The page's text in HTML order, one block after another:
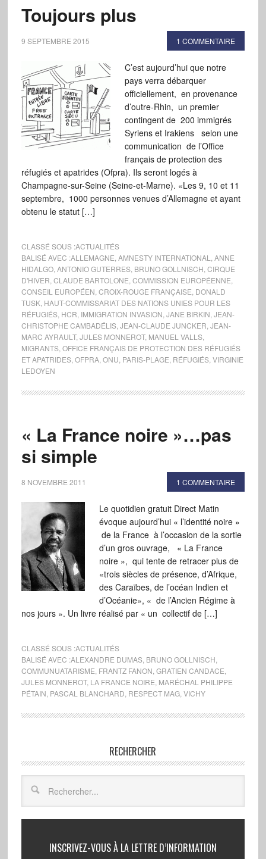
Toujours plus
9 SEPTEMBRE 2015 1 COMMENTAIRE
C’est aujourd’hui que notre
pays verra débarquer
officiellement, en provenance
d’outre-Rhin, un premier
contingent de 200 immigrés
Syriens et Irakiens selon une
communication de l’Office
français de protection des
réfugiés et apatrides (Ofpra). Ils seront logés à
Champagne-sur-Seine (Seine-et-Marne). «Les 9, 10 et 11
septembre, 1000 personnes venues d’Allemagne et ayant
obtenu le statut […]
CLASSÉ SOUS :ACTUALITÉS
BALISÉ AVEC :ALLEMAGNE AMNESTY INTERNATIONAL
ANNE
HIDALGO, ANTONIO GUTERRES, BRUNO GOLLNISCH CIRQUE
D'HIVER CLAUDE BARTOLONE COMMISSION EUROPÉENNE
CONSEIL EUROPÉEN CROIX-ROUGE FRANÇAISE DONALD
TUSK, HAUT-COMMISSARIAT DES NATIONS UNIES POUR LES
RÉFUGIÉS, HCR IMMIGRATION INVASION JANE BIRKIN JEAN-
CHRISTOPHE CAMBADÉLIS, JEAN-CLAUDE JUNCKER JEAN-
MARC AYRAULT, JULES MONNEROT, MANUEL VALLS,
MIGRANTS, OFFICE FRANÇAIS DE PROTECTION DES RÉFUGIÉS
ET APATRIDES, OFPRA, ONU PARIS-PLAGE RÉFUGIÉS, VIRGINIE
LEDOYEN
« La France noire »…pas
si simple
8 NOVEMBRE 2011 1 COMMENTAIRE
Le quotidien gratuit Direct Matin
évoque aujourd’hui « l’identité noire »
de la France à l’occasion de la sortie
d’un gros ouvrage, « La France
noire », qui tente de retracer plus de
«trois siècles de présence, d’Afrique,
des Caraïbes, de l’océan Indien et
d’Océanie», « de l’Ancien Régime à
nos jours ». Un livre réalisé par « un collectif de […]
CLASSÉ SOUS :ACTUALITÉS
BALISÉ AVEC :ALEXANDRE DUMAS, BRUNO GOLLNISCH
COMMUNUATARISME FRANTZ FANON GRATIEN CANDACE
JULES MONNEROT, LA FRANCE NOIRE MARÉCHAL PHILIPPE
PÉTAIN PASCAL BLANCHARD RESPECT MAG, VICHY
RECHERCHER
INSCRIVEZ-VOUS À LA LETTRE D’INFORMATION